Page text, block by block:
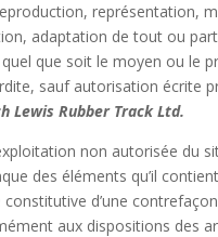
représentation,
adaptation de tout ou
que soit le moyen ou le
sauf autorisation écrite
Lewis Rubber Track Ltd.
non autorisée du
des éléments qu’il
d’une
aux dispositions des